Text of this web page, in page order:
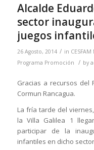
Alcalde
sector
juegos
26 Agosto, 2014 / in CESFAM
Programa Promoción
/ by
Gracias a recursos del
Cormun Rancagua.
La fría tarde del
la Villa Galilea 1
participar de la
infantiles en dicho